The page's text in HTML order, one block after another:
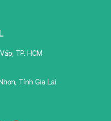
TP. HCM
Tỉnh Gia Lai